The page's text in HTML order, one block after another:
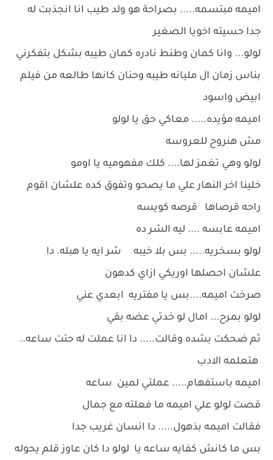
اميمه مبتسمه..... بصراحة هو ولد طيب انا انجذبت له
جدا حسيته اخويا الصغير
لولو... وانا كمان وطنط نادره كمان طيبه بشكل بتفكرني
بناس زمان ال مليانه طيبه وحنان كانها طالعه من فيلم
ابيض واسود
اميمه مؤيده..... معاكي حق يا لولو
مش هنروح للعروسه
لولو وهي تغمز لها.... كلك مفهوميه يا اومو
خلينا اخر النهار علي ما يصحو وتفوق كده علشان اقوم
راحه قرصاها قرصه كويسه
اميمه عابسه .... ليه الشر ده
لولو بسخريه..... بس بلا خيبه شر ايه يا هبله. دا
علشان احصلها اوريكي ازاي كدهون
صرخت اميمه....بس يا مفتريه ابعدي عني
لولو بمرح... امال لو خدتي عضه بقي
ثم ضحكت بشده وقالت..... دا انا عملت له حتت ساعه..
هتعلمه الادب
اميمه باستفهام..... عملتي لمين ساعه
قصت لولو علي اميمه ما فعلته مع جمال
فقالت اميمه بذهول..... دا انسان غريب جدا
بس ما كانش كفايه ساعه يا لولو دا كان عاوز قلم يحوله